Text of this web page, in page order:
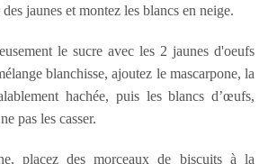
jaunes et montez les blancs en neige.
le sucre avec les 2 jaunes d'oeufs
blanchisse, ajoutez le mascarpone, la
hachée, puis les blancs d’œufs,
pas les casser.
placez des morceaux de biscuits à la